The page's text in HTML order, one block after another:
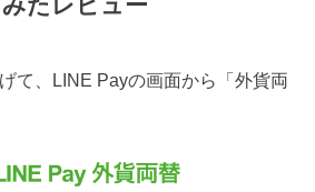
たレビュー
て、LINE Payの画面から「外貨両